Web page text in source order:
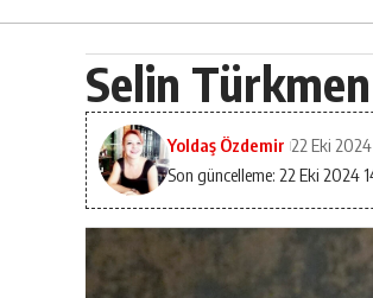
Selin
Son güncelleme: 22 Eki 2024
Yoldaş Özdemir 22 Eki 2024